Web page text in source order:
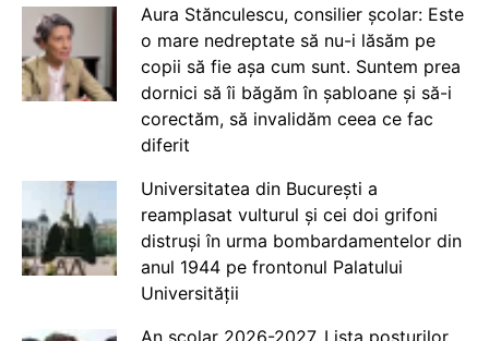
Aura Stănculescu, consilier școlar: Este
o mare nedreptate să nu-i lăsăm pe
copii să fie așa cum sunt. Suntem prea
dornici să îi băgăm în șabloane și să-i
corectăm, să invalidăm ceea ce fac
diferit
Universitatea din București a
reamplasat vulturul și cei doi grifoni
distruși în urma bombardamentelor din
anul 1944 pe frontonul Palatului
Universității
An școlar 2026-2027. Lista posturilor